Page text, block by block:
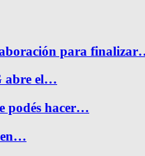
para
abre el…
podés hacer…
en…